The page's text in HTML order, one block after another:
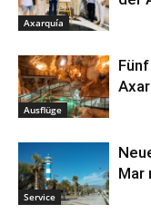
Axarquía
Ausflüge
Service
Mar